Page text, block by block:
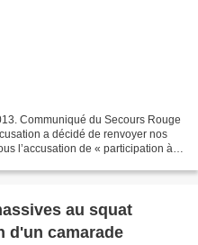
Communiqué du Secours Rouge
a décidé de renvoyer nos
l’accusation de « participation à
au squat
d'un camarade